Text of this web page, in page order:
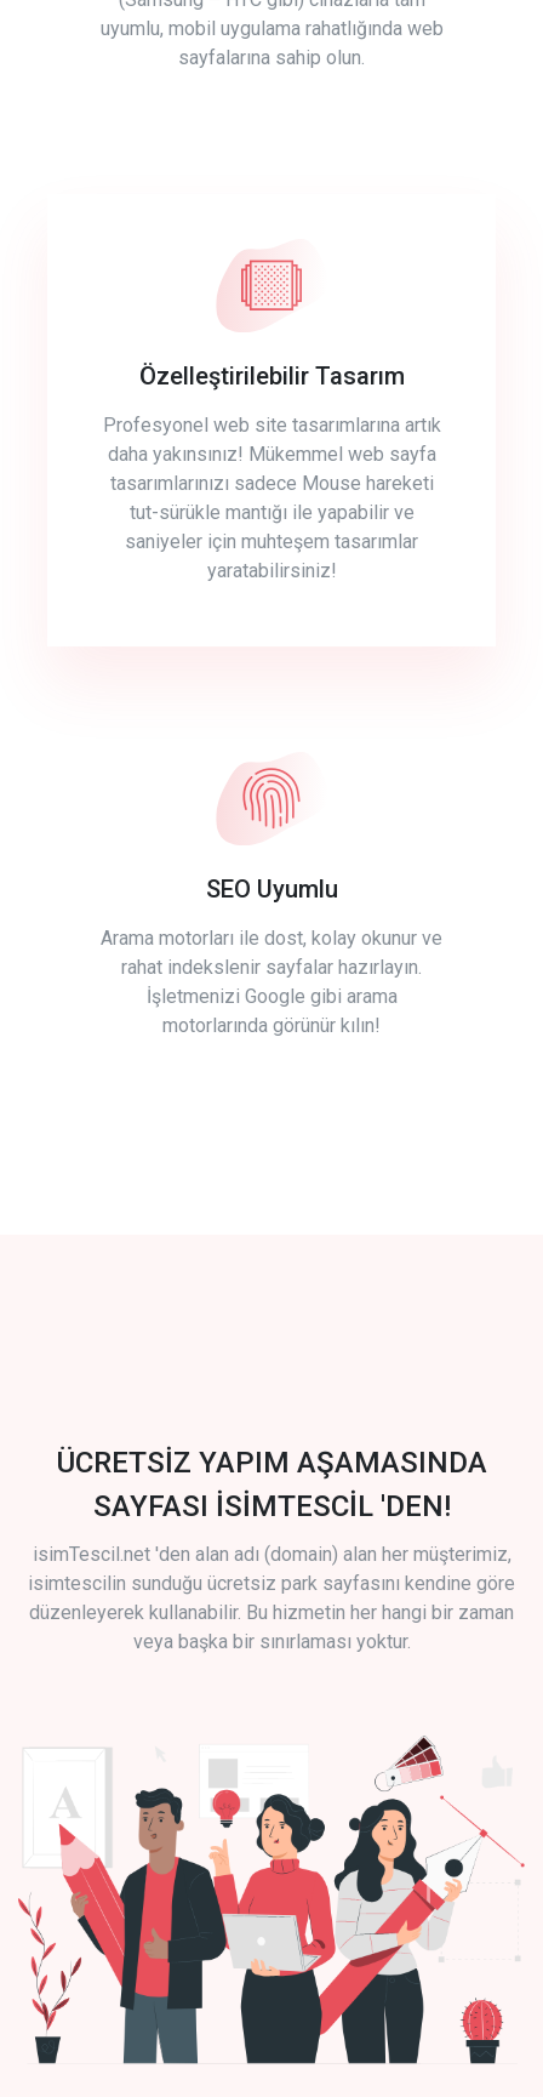
uyumlu, mobil uygulama rahatlığında web
sayfalarına sahip olun.
Özelleştirilebilir Tasarım
Profesyonel web site tasarımlarına artık
daha yakınsınız! Mükemmel web sayfa
tasarımlarınızı sadece Mouse hareketi
tut-sürükle mantığı ile yapabilir ve
saniyeler için muhteşem tasarımlar
yaratabilirsiniz!
SEO Uyumlu
Arama motorları ile dost, kolay okunur ve
rahat indekslenir sayfalar hazırlayın.
İşletmenizi Google gibi arama
motorlarında görünür kılın!
ÜCRETSİZ YAPIM AŞAMASINDA
SAYFASI İSİMTESCİL 'DEN!
isimTescil.net 'den alan adı (domain) alan her müşterimiz,
isimtescilin sunduğu ücretsiz park sayfasını kendine göre
düzenleyerek kullanabilir. Bu hizmetin her hangi bir zaman
veya başka bir sınırlaması yoktur.